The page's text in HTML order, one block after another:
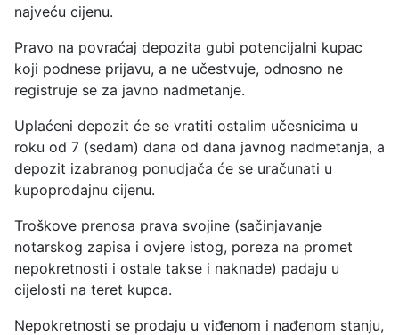
najveću cijenu.
Pravo na povraćaj depozita gubi potencijalni kupac
koji podnese prijavu, a ne učestvuje, odnosno ne
registruje se za javno nadmetanje.
Uplaćeni depozit će se vratiti ostalim učesnicima u
roku od 7 (sedam) dana od dana javnog nadmetanja, a
depozit izabranog ponudjača će se uračunati u
kupoprodajnu cijenu.
Troškove prenosa prava svojine (sačinjavanje
notarskog zapisa i ovjere istog, poreza na promet
nepokretnosti i ostale takse i naknade) padaju u
cijelosti na teret kupca.
Nepokretnosti se prodaju u viđenom i nađenom stanju,